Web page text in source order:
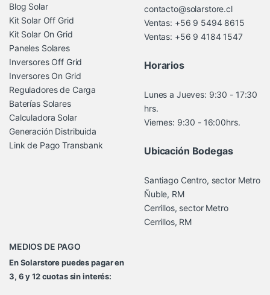
Blog Solar
Kit Solar Off Grid
Kit Solar On Grid
Paneles Solares
Inversores Off Grid
Inversores On Grid
Reguladores de Carga
Baterías Solares
Calculadora Solar
Generación Distribuida
Link de Pago Transbank
contacto@solarstore.cl
Ventas: +56 9 5494 8615
Ventas: +56 9 4184 1547
Horarios
Lunes a Jueves: 9:30 - 17:30
hrs.
Viernes: 9:30 - 16:00hrs.
Ubicación Bodegas
Santiago Centro, sector Metro
Ñuble, RM
Cerrillos, sector Metro
Cerrillos, RM
MEDIOS DE PAGO
En Solarstore puedes pagar en
3, 6 y 12 cuotas sin interés: